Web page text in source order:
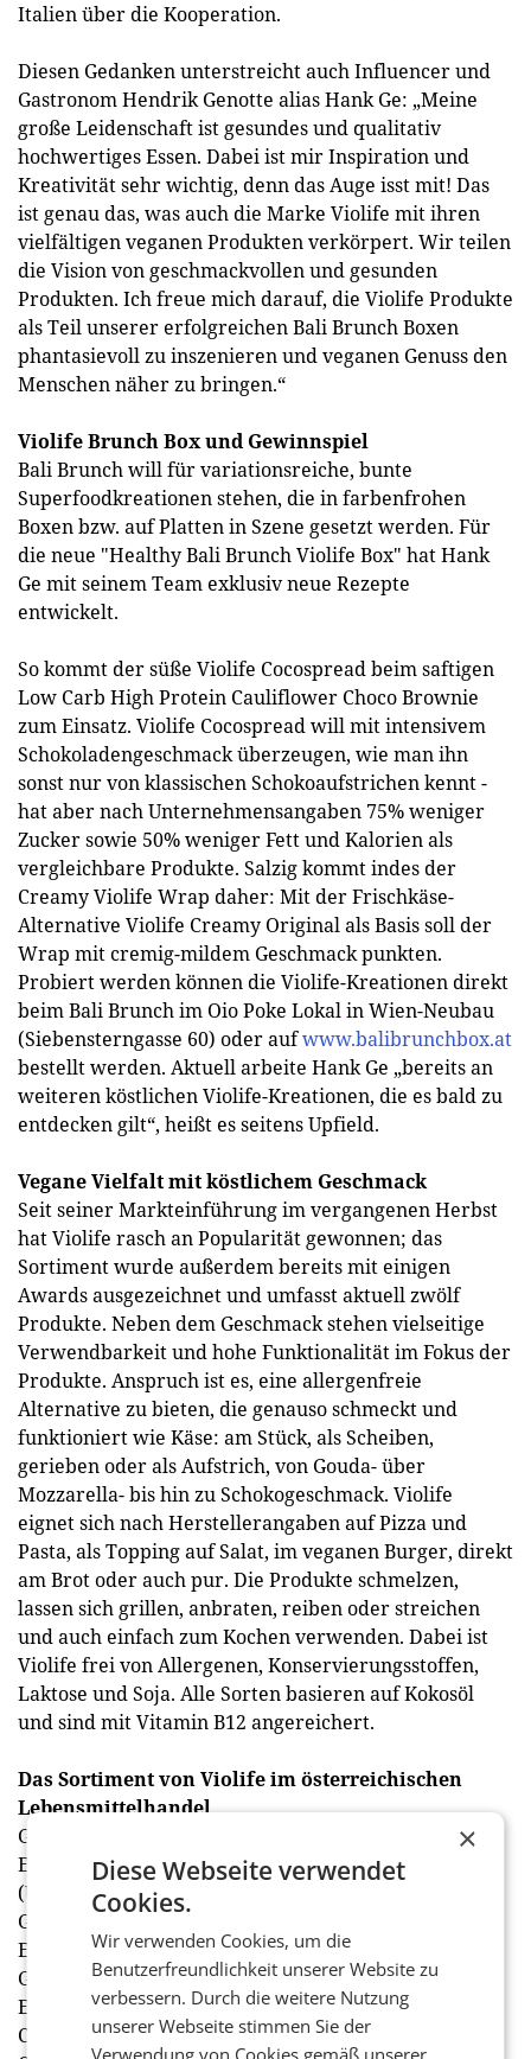
Italien über die Kooperation.
Diesen Gedanken unterstreicht auch Influencer und
Gastronom Hendrik Genotte alias Hank Ge: „Meine
große Leidenschaft ist gesundes und qualitativ
hochwertiges Essen. Dabei ist mir Inspiration und
Kreativität sehr wichtig, denn das Auge isst mit! Das
ist genau das, was auch die Marke Violife mit ihren
vielfältigen veganen Produkten verkörpert. Wir teilen
die Vision von geschmackvollen und gesunden
Produkten. Ich freue mich darauf, die Violife Produkte
als Teil unserer erfolgreichen Bali Brunch Boxen
phantasievoll zu inszenieren und veganen Genuss den
Menschen näher zu bringen.“
Violife Brunch Box und Gewinnspiel
Bali Brunch will für variationsreiche, bunte
Superfoodkreationen stehen, die in farbenfrohen
Boxen bzw. auf Platten in Szene gesetzt werden. Für
die neue "Healthy Bali Brunch Violife Box" hat Hank
Ge mit seinem Team exklusiv neue Rezepte
entwickelt.
So kommt der süße Violife Cocospread beim saftigen
Low Carb High Protein Cauliflower Choco Brownie
zum Einsatz. Violife Cocospread will mit intensivem
Schokoladengeschmack überzeugen, wie man ihn
sonst nur von klassischen Schokoaufstrichen kennt -
hat aber nach Unternehmensangaben 75% weniger
Zucker sowie 50% weniger Fett und Kalorien als
vergleichbare Produkte. Salzig kommt indes der
Creamy Violife Wrap daher: Mit der Frischkäse-
Alternative Violife Creamy Original als Basis soll der
Wrap mit cremig-mildem Geschmack punkten.
Probiert werden können die Violife-Kreationen direkt
beim Bali Brunch im Oio Poke Lokal in Wien-Neubau
(Siebensterngasse 60) oder aufwww.balibrunchbox.at
bestellt werden. Aktuell arbeite Hank Ge „bereits an
weiteren köstlichen Violife-Kreationen, die es bald zu
entdecken gilt“, heißt es seitens Upfield.
Vegane Vielfalt mit köstlichem Geschmack
Seit seiner Markteinführung im vergangenen Herbst
hat Violife rasch an Popularität gewonnen; das
Sortiment wurde außerdem bereits mit einigen
Awards ausgezeichnet und umfasst aktuell zwölf
Produkte. Neben dem Geschmack stehen vielseitige
Verwendbarkeit und hohe Funktionalität im Fokus der
Produkte. Anspruch ist es, eine allergenfreie
Alternative zu bieten, die genauso schmeckt und
funktioniert wie Käse: am Stück, als Scheiben,
gerieben oder als Aufstrich, von Gouda- über
Mozzarella- bis hin zu Schokogeschmack. Violife
eignet sich nach Herstellerangaben auf Pizza und
Pasta, als Topping auf Salat, im veganen Burger, direkt
am Brot oder auch pur. Die Produkte schmelzen,
lassen sich grillen, anbraten, reiben oder streichen
und auch einfach zum Kochen verwenden. Dabei ist
Violife frei von Allergenen, Konservierungsstoffen,
Laktose und Soja. Alle Sorten basieren auf Kokosöl
und sind mit Vitamin B12 angereichert.
Das Sortiment von Violife im österreichischen
Lebensmittelhandel
Gouda Geschmack Scheiben, 140g für 2,99 Euro (UVP)
Emmentaler Geschmack Scheiben, 140g für 2,99 Euro
(UVP)
Greifter Cheddar Geschmack Scheiben 140g für 2,99
Euro (UVP)
Greek White, am Stück, 200g Abtropfgewicht für 2,99
Euro (UVP)
Creamy, 150g Becher für 2,79 Euro (UVP)
×
Diese Webseite verwendet
Cookies.
Wir verwenden Cookies, um die
Benutzerfreundlichkeit unserer Website zu
verbessern. Durch die weitere Nutzung
unserer Webseite stimmen Sie der
Verwendung von Cookies gemäß unserer